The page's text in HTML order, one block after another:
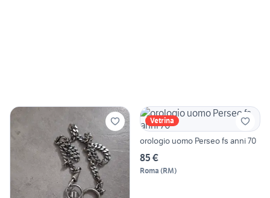
Vetrina
orologio uomo Perseo fs anni 70
85 €
Roma (RM)